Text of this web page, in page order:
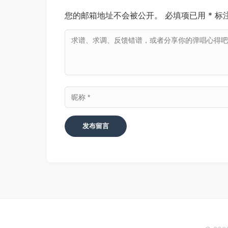
您的邮箱地址不会被公开。 必填项已用 * 标